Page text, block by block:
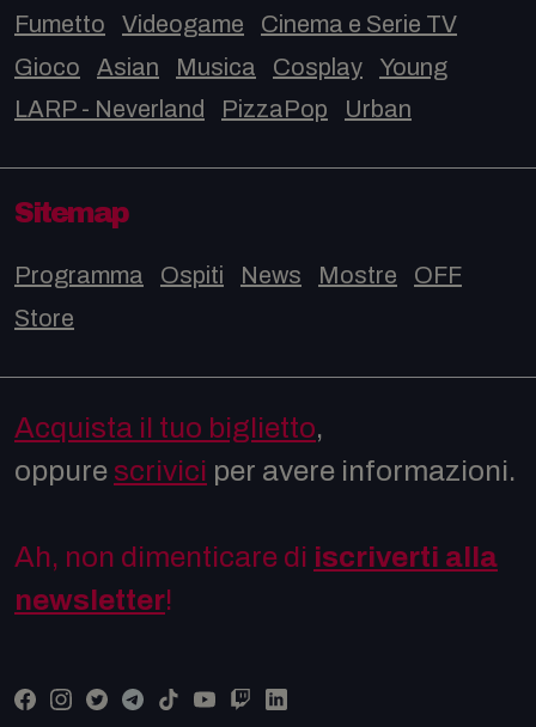
Fumetto Videogame
Cinema e Serie TV
Gioco
Asian Musica Cosplay
Young
LARP - Neverland
PizzaPop Urban
Sitemap
Programma Ospiti News Mostre
OFF
Store
Acquista il tuo biglietto,
oppure scrivici per avere informazioni.
Ah, non dimenticare di iscriverti alla
newsletter!